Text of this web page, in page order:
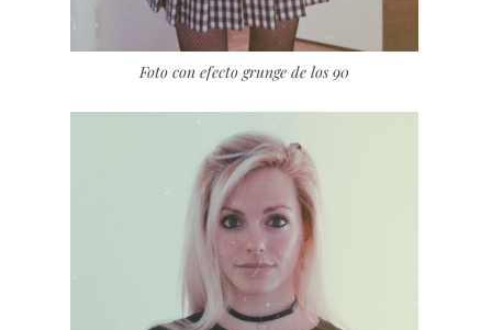
Foto con efecto grunge de los 90